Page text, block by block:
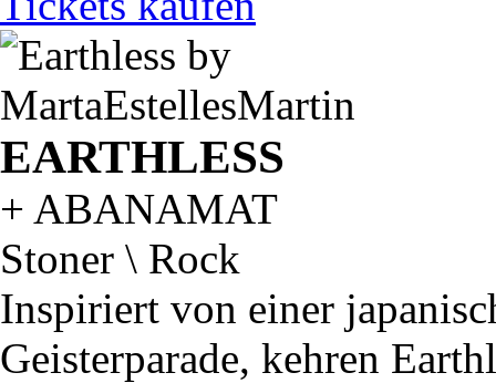
EARTHLESS
+ ABANAMAT
Stoner \ Rock
Inspiriert von einer
Geisterparade, kehren